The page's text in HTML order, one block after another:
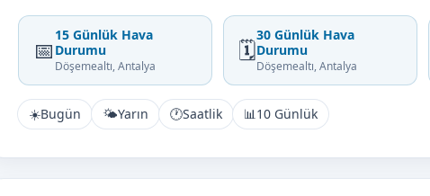
📅
15 Günlük Hava
Durumu
Döşemealtı, Antalya
🗓️
30 Günlük Hava
Durumu
Döşemealtı, Antalya
☀️Bugün 🌤️Yarın 🕐Saatlik 📊10 Günlük